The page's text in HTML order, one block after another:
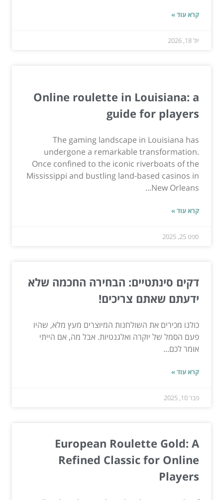
קרא עוד »
יול 18, 2026
Online roulette in Louisiana: a
guide for players
The gaming landscape in Louisiana has
undergone a remarkable transformation.
Once confined to the iconic riverboats of the
Mississippi and bustling land-based casinos in
New Orleans...
קרא עוד »
ספט 25, 2025
דקים סינתטיים: הבחירה החכמה שלא
ידעתם שאתם צריכים!
כולנו מכירים את השולחנות המיוצרים מעץ מלא, שהיו
פעם הסמל של יוקרה ואלגנטיות. אבל מה, אם הייתי
אומר לכם...
קרא עוד »
פבר 10, 2025
European Roulette Gold: A
Refined Classic for Online
Players